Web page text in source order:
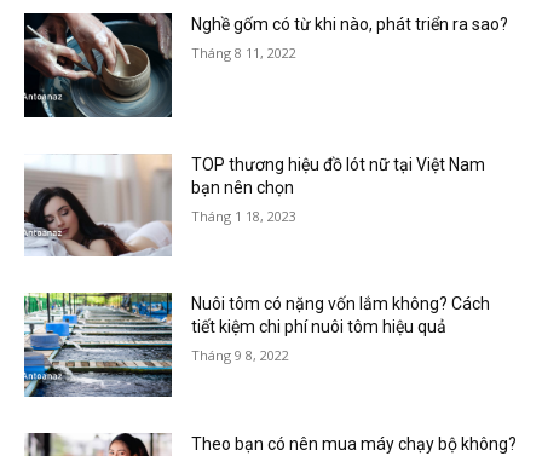
Nghề gốm có từ khi nào, phát triển ra sao?
Tháng 8 11, 2022
TOP thương hiệu đồ lót nữ tại Việt Nam
bạn nên chọn
Tháng 1 18, 2023
Nuôi tôm có nặng vốn lắm không? Cách
tiết kiệm chi phí nuôi tôm hiệu quả
Tháng 9 8, 2022
Theo bạn có nên mua máy chạy bộ không?